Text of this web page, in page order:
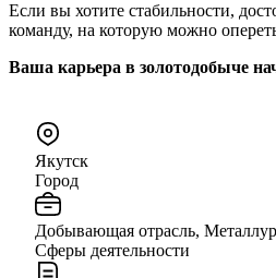
Если вы хотите стабильности,
команду, на которую можно
Ваша карьера в золотодобыче
Якутск
Город
Добывающая отрасль,
Сферы деятельности